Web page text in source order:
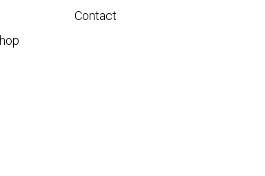
Contact